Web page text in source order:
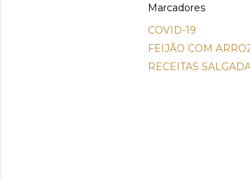
Marcadores
COVID-19
FEIJÃO COM
RECEITAS